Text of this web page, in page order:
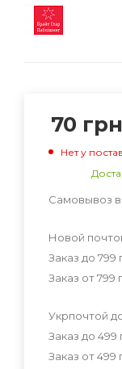
70 грн
Нет у
Самовывоз в
Новой
Заказ до 799
Заказ от 799
Укрпочтой
Заказ до 499
Заказ от 499